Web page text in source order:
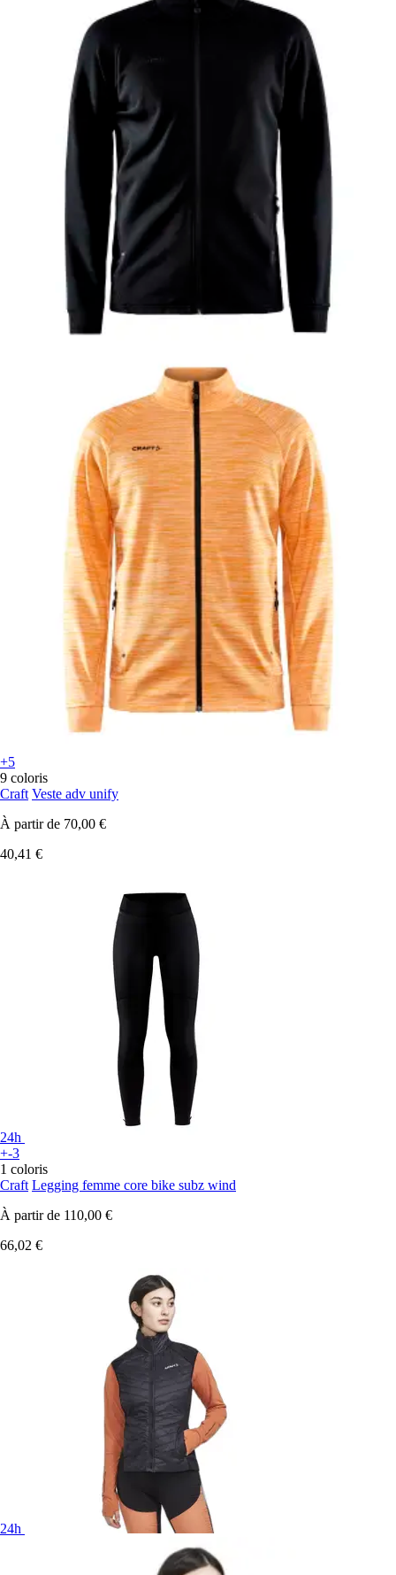
+5
9 coloris
Craft Veste adv unify
À partir de 70,00 €
40,41 €
24h
+-3
1 coloris
Craft Legging femme core bike subz wind
À partir de 110,00 €
66,02 €
24h